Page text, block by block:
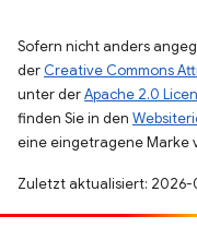
Sofern nicht anders
der Creative Commons
unter derApache 2.0
finden Sie in den
eine eingetragene Marke
Zuletzt aktualisiert: 2026-